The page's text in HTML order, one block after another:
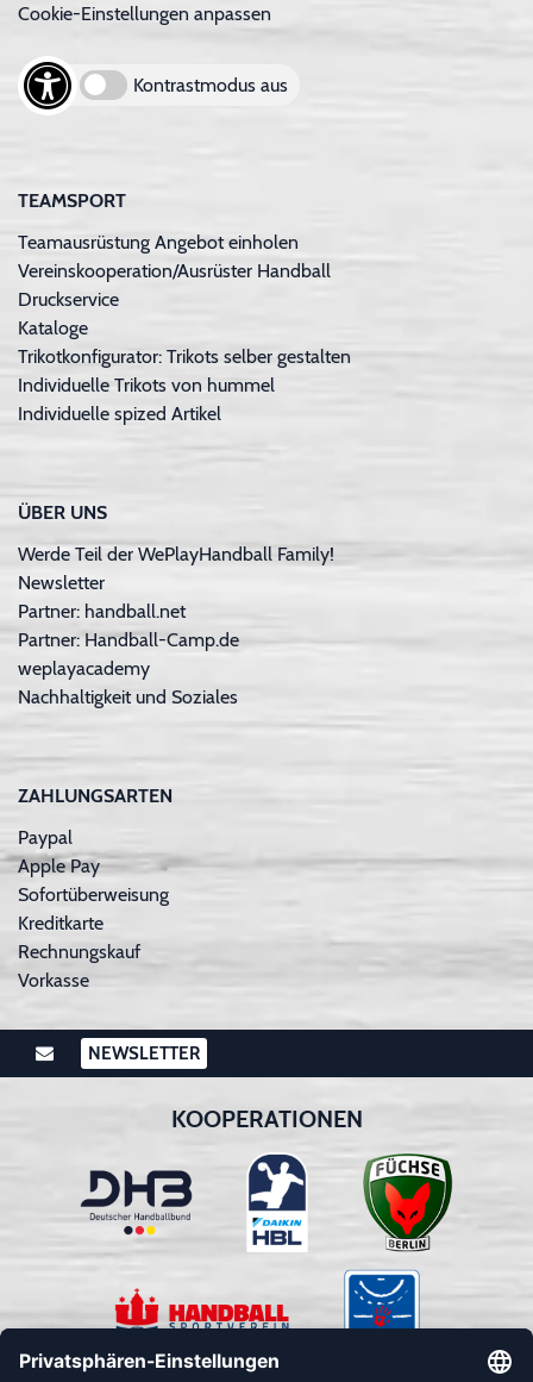
Cookie-Einstellungen anpassen
Kontrastmodus aus
TEAMSPORT
Teamausrüstung Angebot einholen
Vereinskooperation/Ausrüster Handball
Druckservice
Kataloge
Trikotkonfigurator: Trikots selber gestalten
Individuelle Trikots von hummel
Individuelle spized Artikel
ÜBER UNS
Werde Teil der WePlayHandball Family!
Newsletter
Partner: handball.net
Partner: Handball-Camp.de
weplayacademy
Nachhaltigkeit und Soziales
ZAHLUNGSARTEN
Paypal
Apple Pay
Sofortüberweisung
Kreditkarte
Rechnungskauf
Vorkasse
NEWSLETTER
KOOPERATIONEN